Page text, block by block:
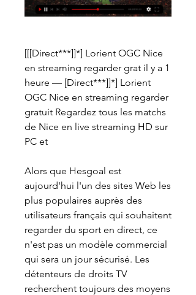
[[[Direct***]]*] Lorient OGC Nice
en streaming regarder grat il y a 1
heure — [Direct***]]*] Lorient
OGC Nice en streaming regarder
gratuit Regardez tous les matchs
de Nice en live streaming HD sur
PC et
Alors que Hesgoal est
aujourd'hui l'un des sites Web les
plus populaires auprès des
utilisateurs français qui souhaitent
regarder du sport en direct, ce
n'est pas un modèle commercial
qui sera un jour sécurisé. Les
détenteurs de droits TV
recherchent toujours des moyens